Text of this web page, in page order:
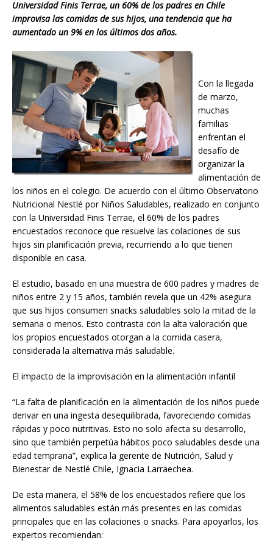
Universidad Finis Terrae, un 60% de los padres en Chile
improvisa las comidas de sus hijos, una tendencia que ha
aumentado un 9% en los últimos dos años.
Con la llegada
de marzo,
muchas
familias
enfrentan el
desafío de
organizar la
alimentación de
los niños en el colegio. De acuerdo con el último Observatorio
Nutricional Nestlé por Niños Saludables, realizado en conjunto
con la Universidad Finis Terrae, el 60% de los padres
encuestados reconoce que resuelve las colaciones de sus
hijos sin planificación previa, recurriendo a lo que tienen
disponible en casa.
El estudio, basado en una muestra de 600 padres y madres de
niños entre 2 y 15 años, también revela que un 42% asegura
que sus hijos consumen snacks saludables solo la mitad de la
semana o menos. Esto contrasta con la alta valoración que
los propios encuestados otorgan a la comida casera,
considerada la alternativa más saludable.
El impacto de la improvisación en la alimentación infantil
“La falta de planificación en la alimentación de los niños puede
derivar en una ingesta desequilibrada, favoreciendo comidas
rápidas y poco nutritivas. Esto no solo afecta su desarrollo,
sino que también perpetúa hábitos poco saludables desde una
edad temprana”, explica la gerente de Nutrición, Salud y
Bienestar de Nestlé Chile, Ignacia Larraechea.
De esta manera, el 58% de los encuestados refiere que los
alimentos saludables están más presentes en las comidas
principales que en las colaciones o snacks. Para apoyarlos, los
expertos recomiendan: